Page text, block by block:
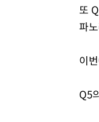
또
파
이
Q5